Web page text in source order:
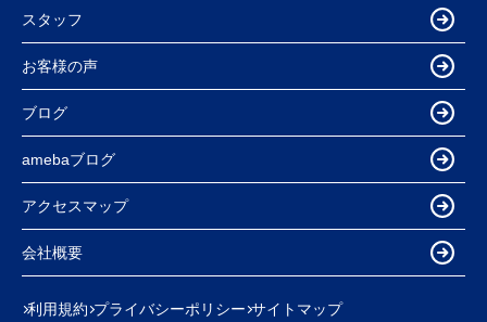
スタッフ
お客様の声
ブログ
amebaブログ
アクセスマップ
会社概要
利用規約 プライバシーポリシー サイトマップ